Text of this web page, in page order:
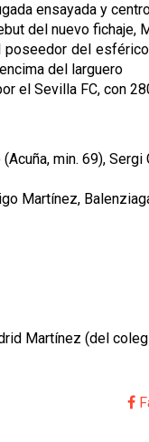
ensayada y
del nuevo fichaje,
del
del larguero
el Sevilla FC, con
(Acuña, min. 69),
Martínez,
Martínez (del